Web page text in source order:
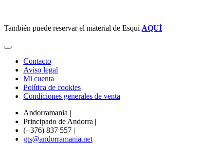
También puede reservar el material de EsquíAQUÍ
Contacto
Aviso legal
Mi cuenta
Política de cookies
Condiciones generales de venta
Andorramania |
Principado de Andorra |
(+376) 837 557 |
gts@andorramania.net